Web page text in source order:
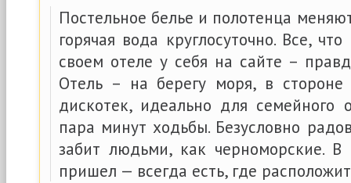
Постельное белье и полотенца
горячая вода круглосуточно. Все,
своем отеле у себя на сайте –
Отель – на берегу моря, в
дискотек, идеально для
пара минут ходьбы. Безусловно
забит людьми, как черноморские.
пришел — всегда есть, где